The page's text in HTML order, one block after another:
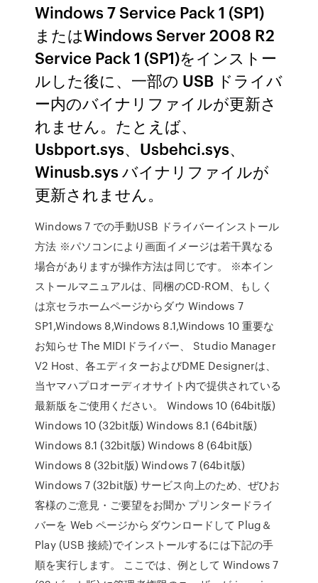
Windows 7 Service Pack 1 (SP1)
またはWindows Server 2008 R2
Service Pack 1 (SP1)をインストー
ルした後に、一部の USB ドライバ
ー内のバイナリファイルが更新さ
れません。たとえば、
Usbport.sys、Usbehci.sys、
Winusb.sys バイナリファイルが
更新されません。
Windows 7 での手動USB ドライバーインストール
方法 ※パソコンにより画面イメージは若干異なる
場合がありますが操作方法は同じです。 ※本イン
ストールマニュアルは、同梱のCD-ROM、もしく
は京セラホームページからダウ Windows 7
SP1,Windows 8,Windows 8.1,Windows 10 重要な
お知らせ The MIDIドライバー、 Studio Manager
V2 Host、各エディターおよびDME Designerは、
当ヤマハプロオーディオサイト内で提供されている
最新版をご使用ください。 Windows 10 (64bit版)
Windows 10 (32bit版) Windows 8.1 (64bit版)
Windows 8.1 (32bit版) Windows 8 (64bit版)
Windows 8 (32bit版) Windows 7 (64bit版)
Windows 7 (32bit版) サービス向上のため、ぜひお
客様のご意見・ご要望をお聞か プリンタードライ
バーを Web ページからダウンロードして Plug＆
Play (USB 接続)でインストールするには下記の手
順を実行します。 ここでは、例として Windows 7